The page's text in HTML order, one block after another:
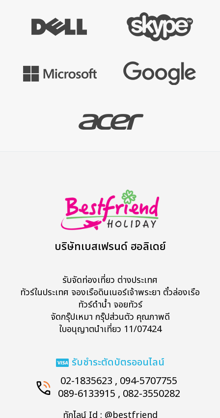
บริษัทเบสเฟรนด์ ฮอลิเดย์
รับจัดท่องเที่ยว ต่างประเทศ
ทัวร์ในประเทศ จองเรือดินเนอร์เจ้าพระยา ตั๋วล่องเรือ
ทัวร์ดำน้ำ จอยทัวร์
จัดกรุ๊ปเหมา กรุ๊ปส่วนตัว คุณภาพดี
ใบอนุญาตนำเที่ยว 11/07424
รับชำระตัดบัตรออนไลน์
02-1835623 , 094-5707755
089-6133915 , 082-3550282